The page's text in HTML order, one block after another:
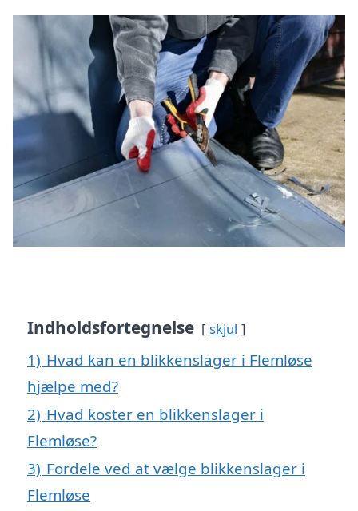
Indholdsfortegnelse skjul
1) Hvad kan en blikkenslager i Flemløse
hjælpe med?
2) Hvad koster en blikkenslager i
Flemløse?
3) Fordele ved at vælge blikkenslager i
Flemløse